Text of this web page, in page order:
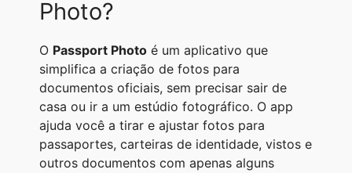
Photo?
O Passport Photo é um aplicativo que
simplifica a criação de fotos para
documentos oficiais, sem precisar sair de
casa ou ir a um estúdio fotográfico. O app
ajuda você a tirar e ajustar fotos para
passaportes, carteiras de identidade, vistos e
outros documentos com apenas alguns